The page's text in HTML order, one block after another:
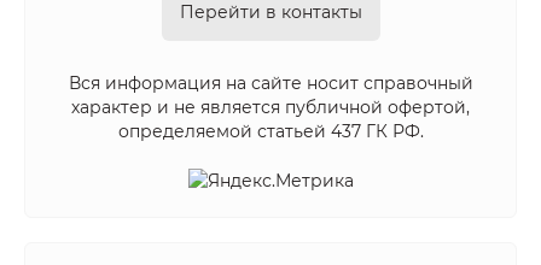
Перейти в контакты
Вся информация на сайте носит справочный
характер и не является публичной офертой,
определяемой статьей 437 ГК РФ.